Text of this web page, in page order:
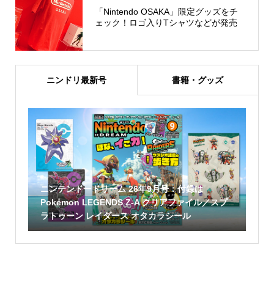
「Nintendo OSAKA」限定グッズをチ
ェック！ロゴ入りTシャツなどが発売
ニンドリ最新号 書籍・グッズ
ニンテンドードリーム 26年9月号：付録は
Pokémon LEGENDS Z-A クリアファイル／スプ
ラトゥーン レイダース オタカラシール